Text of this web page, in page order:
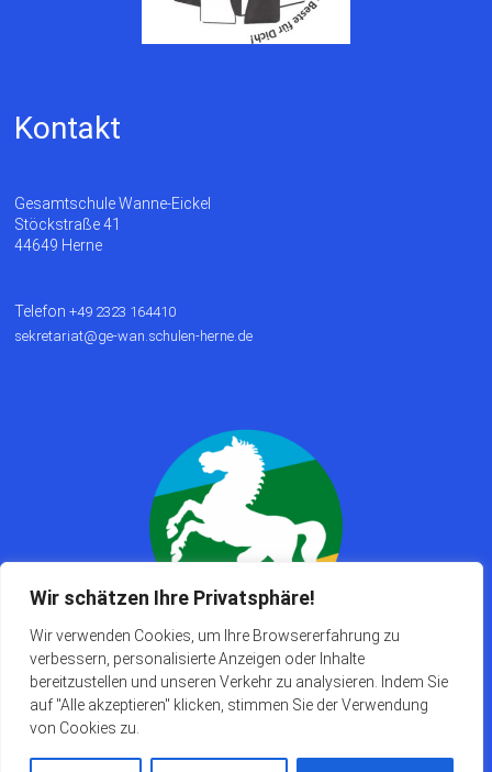
Wir schätzen Ihre Privatsphäre!
Wir verwenden Cookies, um Ihre Browsererfahrung zu
verbessern, personalisierte Anzeigen oder Inhalte
bereitzustellen und unseren Verkehr zu analysieren. Indem Sie
auf "Alle akzeptieren" klicken, stimmen Sie der Verwendung
von Cookies zu.
Kontakt
Gesamtschule Wanne-Eickel
Stöckstraße 41
44649 Herne
Telefon+49 2323 164410
sekretariat@ge-wan.schulen-herne.de